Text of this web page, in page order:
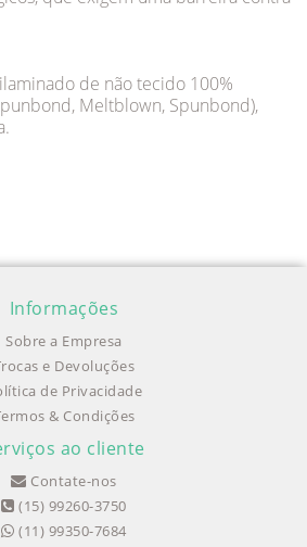
de não tecido 100%
Meltblown, Spunbond),
Informações
Sobre a Empresa
e Devoluções
de Privacidade
& Condições
ao cliente
Contate-nos
(15) 99260-3750
(11) 99350-7684